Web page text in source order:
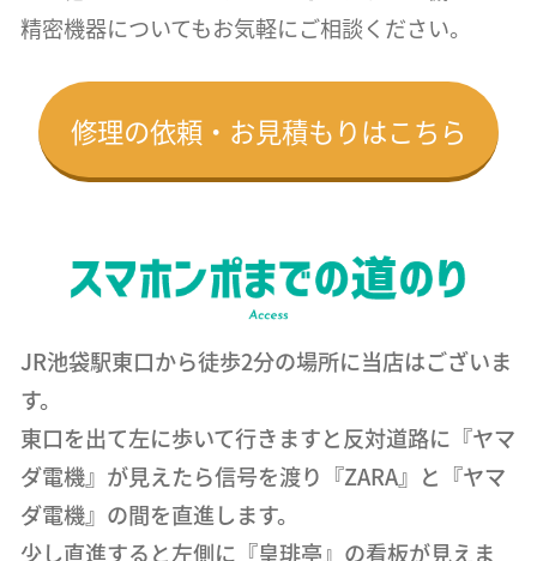
精密機器についてもお気軽にご相談ください。
修理の依頼・お見積もりはこちら
JR池袋駅東口から徒歩2分の場所に当店はございま
す。
東口を出て左に歩いて行きますと反対道路に『ヤマ
ダ電機』が見えたら信号を渡り『ZARA』と『ヤマ
ダ電機』の間を直進します。
少し直進すると左側に『皇琲亭』の看板が見えま